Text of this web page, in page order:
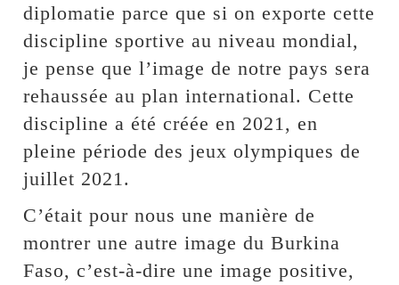
diplomatie parce que si on exporte cette
discipline sportive au niveau mondial,
je pense que l’image de notre pays sera
rehaussée au plan international. Cette
discipline a été créée en 2021, en
pleine période des jeux olympiques de
juillet 2021.
C’était pour nous une manière de
montrer une autre image du Burkina
Faso, c’est-à-dire une image positive,